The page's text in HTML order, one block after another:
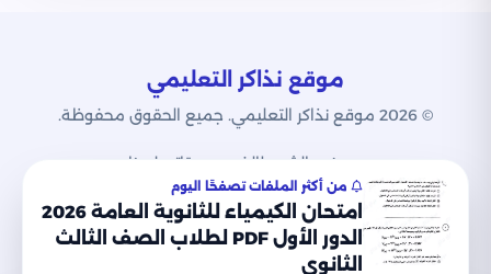
موقع نذاكر التعليمي
© 2026 موقع نذاكر التعليمي. جميع الحقوق محفوظة.
من نحن الشروطالخصوصيةاتصل بنا
من أكثر الملفات تصفحًا اليوم
امتحان الكيمياء للثانوية العامة 2026
الدور الأول PDF لطلاب الصف الثالث
الثانوي